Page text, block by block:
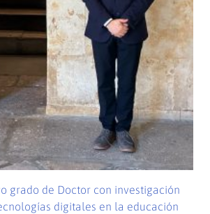
grado de Doctor con investigación
digitales en la educación